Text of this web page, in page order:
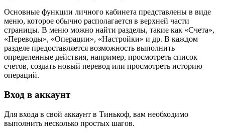
Основные функции личного кабинета представлены в виде
меню, которое обычно располагается в верхней части
страницы. В меню можно найти разделы, такие как «Счета»,
«Переводы», «Операции», «Настройки» и др. В каждом
разделе предоставляется возможность выполнить
определенные действия, например, просмотреть список
счетов, создать новый перевод или просмотреть историю
операций.
Вход в аккаунт
Для входа в свой аккаунт в Тинькоф, вам необходимо
выполнить несколько простых шагов.